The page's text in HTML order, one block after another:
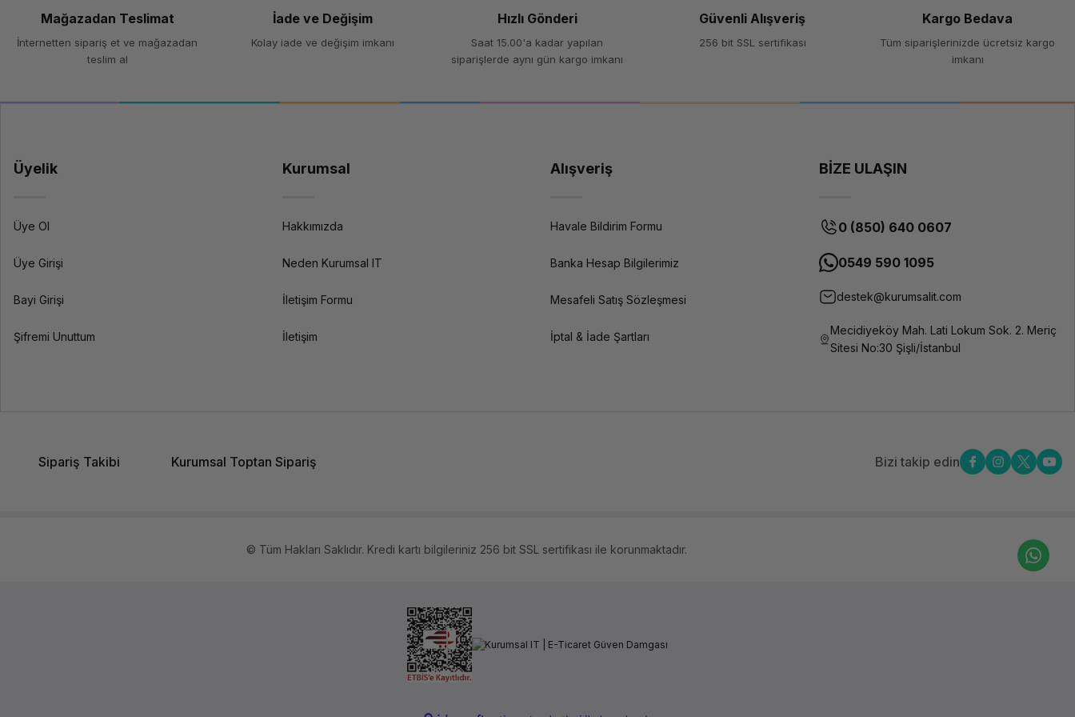
Mağazadan Teslimat
İnternetten sipariş et ve mağazadan
teslim al
İade ve Değişim
Kolay iade ve değişim imkanı
Hızlı Gönderi
Saat 15.00'a kadar yapılan
siparişlerde aynı gün kargo imkanı
Güvenli Alışveriş
256 bit SSL sertifikası
Kargo Bedava
Tüm siparişlerinizde ücretsiz kargo
imkanı
Üyelik
Üye Ol
Üye Girişi
Bayi Girişi
Şifremi Unuttum
Kurumsal
Hakkımızda
Neden Kurumsal IT
İletişim Formu
İletişim
Alışveriş
Havale Bildirim Formu
Banka Hesap Bilgilerimiz
Mesafeli Satış Sözleşmesi
İptal & İade Şartları
BİZE ULAŞIN
0 (850) 640 0607
0549 590 1095
destek@kurumsalit.com
Mecidiyeköy Mah. Lati Lokum Sok. 2. Meriç
Sitesi No:30 Şişli/İstanbul
Sipariş Takibi Kurumsal Toptan Sipariş Bizi takip edin
© Tüm Hakları Saklıdır. Kredi kartı bilgileriniz 256 bit SSL sertifikası ile korunmaktadır.